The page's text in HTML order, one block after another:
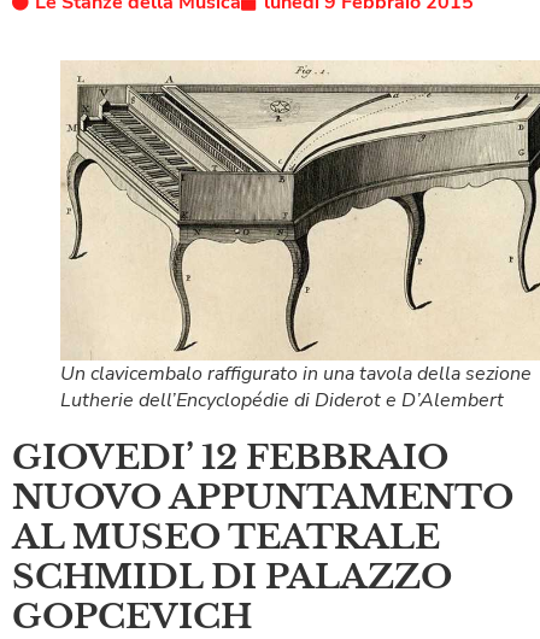
Un clavicembalo raffigurato in una tavola della sezione
Lutherie dell’Encyclopédie di Diderot e D’Alembert
GIOVEDI’ 12 FEBBRAIO
NUOVO APPUNTAMENTO
AL MUSEO TEATRALE
SCHMIDL DI PALAZZO
GOPCEVICH